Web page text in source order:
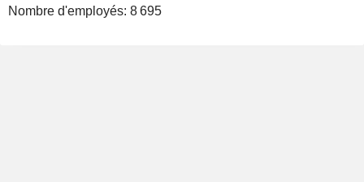
Nombre d'employés: 8 695